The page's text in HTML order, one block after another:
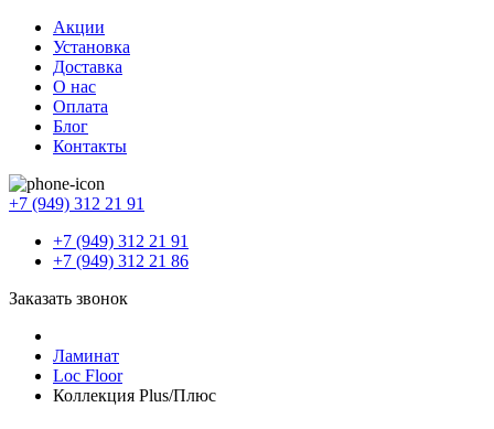
Акции
Установка
Доставка
О нас
Оплата
Блог
Контакты
+7 (949) 312 21 91
+7 (949) 312 21 91
+7 (949) 312 21 86
Заказать звонок
Ламинат
Loc Floor
Коллекция Plus/Плюс